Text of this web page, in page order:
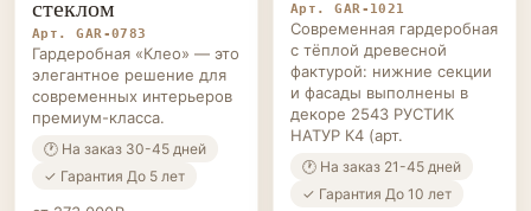
стеклом
Арт. GAR-0783
Гардеробная «Клео» — это
элегантное решение для
современных интерьеров
премиум-класса.
🕐 На заказ 30-45 дней
✓ Гарантия До 5 лет
Арт. GAR-1021
Современная гардеробная
с тёплой древесной
фактурой: нижние секции
и фасады выполнены в
декоре 2543 РУСТИК
НАТУР К4 (арт.
🕐 На заказ 21-45 дней
✓ Гарантия До 10 лет